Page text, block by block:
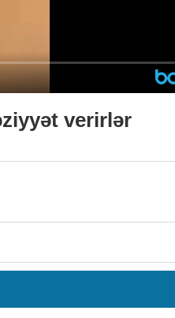
verirlər